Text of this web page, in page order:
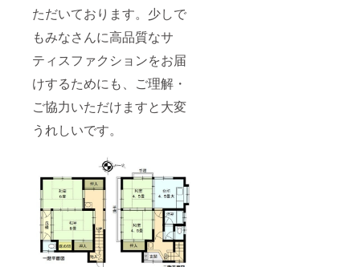
ただいております。少しで
もみなさんに高品質なサ
ティスファクションをお届
けするためにも、ご理解・
ご協力いただけますと大変
うれしいです。